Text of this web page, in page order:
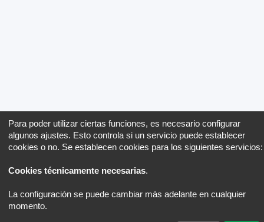
Para poder utilizar ciertas funciones, es necesario configurar
algunos ajustes. Esto controla si un servicio puede establecer
cookies o no. Se establecen cookies para los siguientes servicios:
Cookies técnicamente necesarias.
La configuración se puede cambiar más adelante en cualquier
momento.